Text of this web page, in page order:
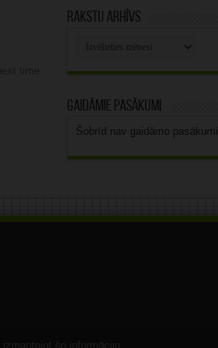
Rakstu arhīvs
Gaidāmie pasākumi
Šobrīd nav gaidāmo pasākumi.
šo informāciju.